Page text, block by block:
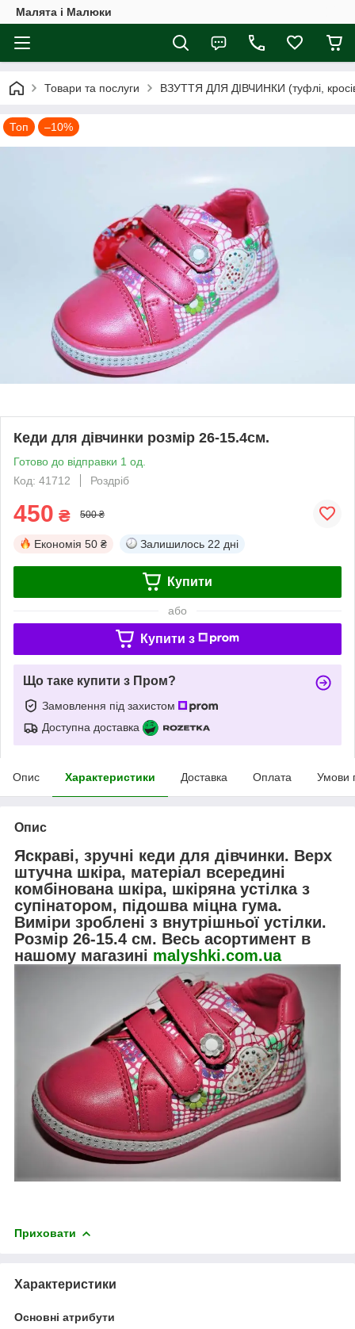
Малята і Малюки
Товари та послуги ВЗУТТЯ ДЛЯ ДІВЧИНКИ (туфлі,
Топ –10%
Кеди для дівчинки розмір 26-15.4см.
Готово до відправки 1 од.
Код: 41712
Роздріб
450 ₴ 500 ₴
Економія 50 ₴ Залишилось 22 дні
Купити
або
Купити з
Що таке купити з Пром?
Замовлення під захистом
Доступна доставка
Опис Характеристики Доставка Оплата Умови
Опис
Яскраві, зручні кеди для дівчинки. Верх
штучна шкіра, матеріал всередині
комбінована шкіра, шкіряна устілка з
супінатором, підошва міцна гума.
Виміри зроблені з внутрішньої устілки.
Розмір 26-15.4 см. Весь асортимент в
нашому магазині malyshki.com.ua
Приховати
Характеристики
Основні атрибути